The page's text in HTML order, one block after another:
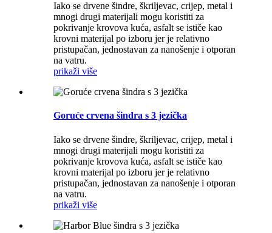
Iako se drvene šindre, škriljevac, crijep, metal i
mnogi drugi materijali mogu koristiti za
pokrivanje krovova kuća, asfalt se ističe kao
krovni materijal po izboru jer je relativno
pristupačan, jednostavan za nanošenje i otporan
na vatru.
prikaži više
Goruće crvena šindra s 3 jezička
Iako se drvene šindre, škriljevac, crijep, metal i
mnogi drugi materijali mogu koristiti za
pokrivanje krovova kuća, asfalt se ističe kao
krovni materijal po izboru jer je relativno
pristupačan, jednostavan za nanošenje i otporan
na vatru.
prikaži više